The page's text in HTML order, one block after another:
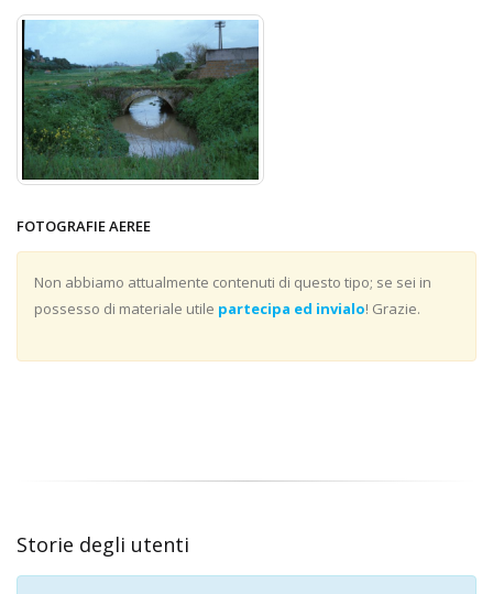
FOTOGRAFIE AEREE
Non abbiamo attualmente contenuti di questo tipo; se sei in
possesso di materiale utile partecipa ed invialo! Grazie.
Storie degli utenti